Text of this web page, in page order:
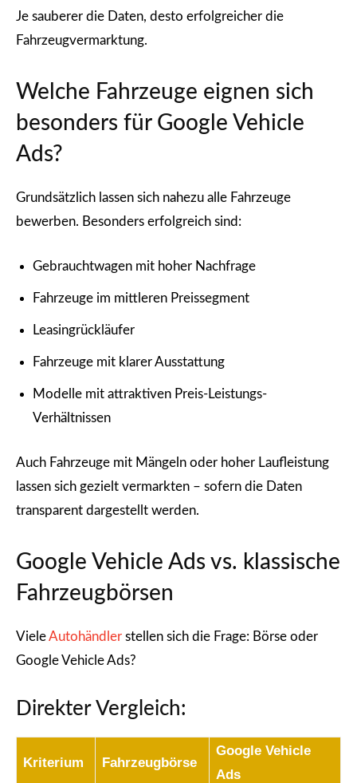
Je sauberer die Daten, desto erfolgreicher die
Fahrzeugvermarktung.
Welche Fahrzeuge eignen sich
besonders für Google Vehicle
Ads?
Grundsätzlich lassen sich nahezu alle Fahrzeuge
bewerben. Besonders erfolgreich sind:
Gebrauchtwagen mit hoher Nachfrage
Fahrzeuge im mittleren Preissegment
Leasingrückläufer
Fahrzeuge mit klarer Ausstattung
Modelle mit attraktiven Preis-Leistungs-
Verhältnissen
Auch Fahrzeuge mit Mängeln oder hoher Laufleistung
lassen sich gezielt vermarkten – sofern die Daten
transparent dargestellt werden.
Google Vehicle Ads vs. klassische
Fahrzeugbörsen
VieleAutohändler stellen sich die Frage: Börse oder
Google Vehicle Ads?
Direkter Vergleich:
Kriterium Fahrzeugbörse
Google Vehicle
Ads